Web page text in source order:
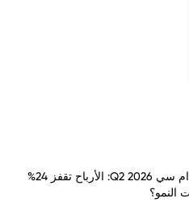
نتائج اس ام سي Q2 2026: الأرباح تقفز 24%
النمو؟